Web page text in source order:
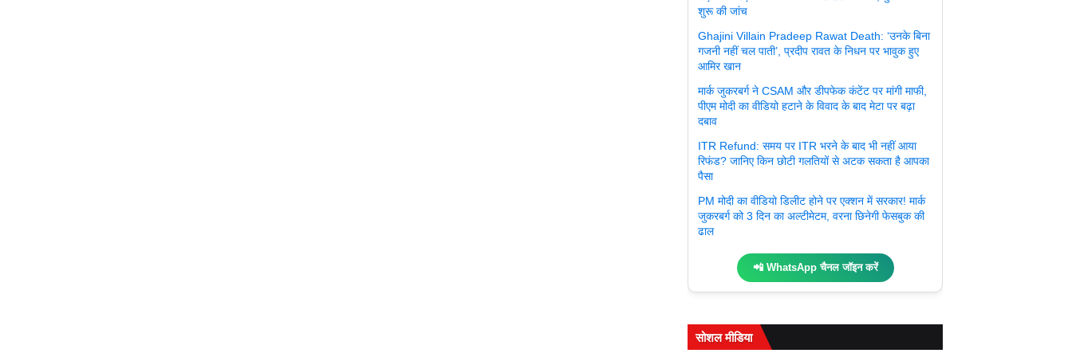
शुरू की जांच
Ghajini Villain Pradeep Rawat Death: ‘उनके बिना
गजनी नहीं चल पाती’, प्रदीप रावत के निधन पर भावुक हुए
आमिर खान
मार्क जुकरबर्ग ने CSAM और डीपफेक कंटेंट पर मांगी माफी,
पीएम मोदी का वीडियो हटाने के विवाद के बाद मेटा पर बढ़ा
दबाव
ITR Refund: समय पर ITR भरने के बाद भी नहीं आया
रिफंड? जानिए किन छोटी गलतियों से अटक सकता है आपका
पैसा
PM मोदी का वीडियो डिलीट होने पर एक्शन में सरकार! मार्क
जुकरबर्ग को 3 दिन का अल्टीमेटम, वरना छिनेगी फेसबुक की
ढाल
📲 WhatsApp चैनल जॉइन करें
सोशल मीडिया